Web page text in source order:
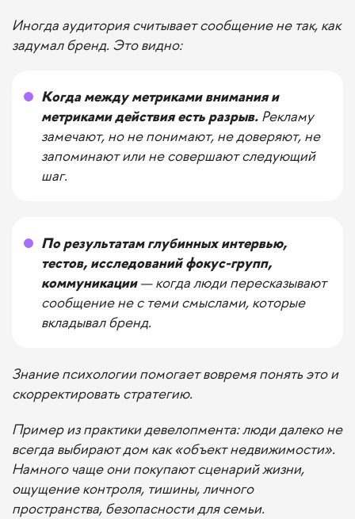
Иногда аудитория считывает сообщение не так, как
задумал бренд. Это видно:
Когда между метриками внимания и
метриками действия есть разрыв. Рекламу
замечают, но не понимают, не доверяют, не
запоминают или не совершают следующий
шаг.
По результатам глубинных интервью,
тестов, исследований фокус-групп,
коммуникации— когда люди пересказывают
сообщение не с теми смыслами, которые
вкладывал бренд.
Знание психологии помогает вовремя понять это и
скорректировать стратегию.
Пример из практики девелопмента: люди далеко не
всегда выбирают дом как «объект недвижимости».
Намного чаще они покупают сценарий жизни,
ощущение контроля, тишины, личного
пространства, безопасности для семьи.